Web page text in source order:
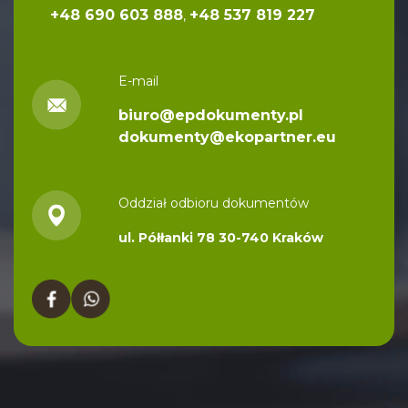
+48 690 603 888, +48 537 819 227
E-mail
biuro@epdokumenty.pl
dokumenty@ekopartner.eu
Oddział odbioru dokumentów
ul. Półłanki 78 30-740 Kraków